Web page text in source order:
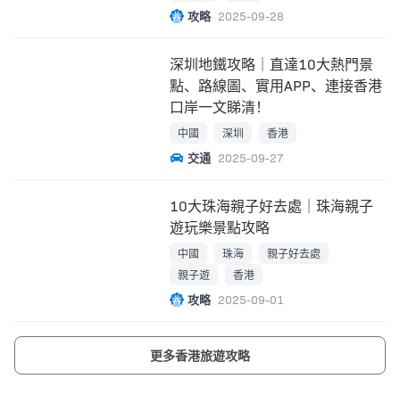
攻略 2025-09-28
深圳地鐵攻略｜直達10大熱門景
點、路線圖、實用APP、連接香港
口岸一文睇清！
中國 深圳 香港
交通 2025-09-27
10大珠海親子好去處｜珠海親子
遊玩樂景點攻略
中國 珠海
親子好去處
親子遊
香港
攻略 2025-09-01
更多香港旅遊攻略